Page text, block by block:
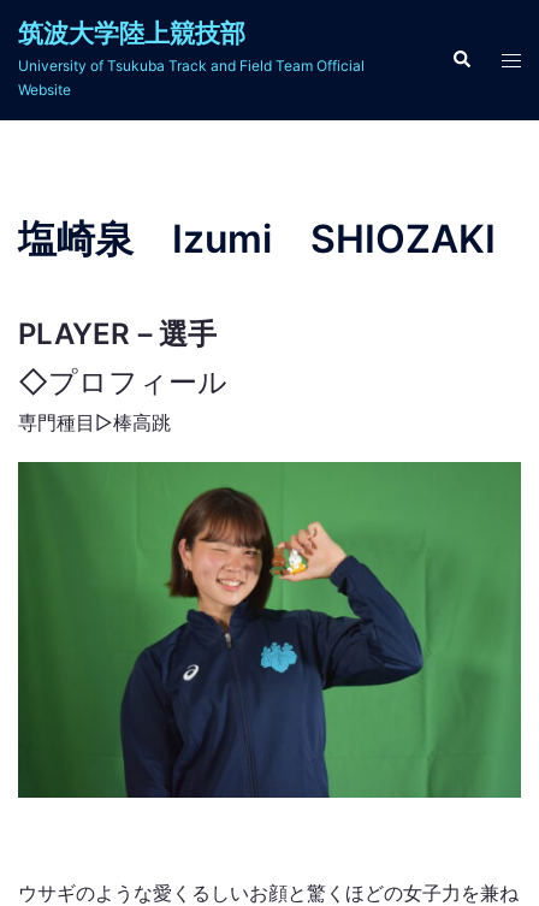
筑波大学陸上競技部
University of Tsukuba Track and Field Team Official
Website
検
索
ト
ル
塩崎泉 Izumi SHIOZAKI
PLAYER－選手
◇プロフィール
専門種目▷棒高跳
ウサギのような愛くるしいお顔と驚くほどの女子力を兼ね